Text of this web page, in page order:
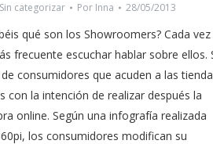
Sin categorizar Por Inna 28/05/2013
qué son los Showroomers? Cada vez
frecuente escuchar hablar sobre ellos.
consumidores que acuden a las
con la intención de realizar después la
online. Según una infografía realizada
los consumidores modifican su